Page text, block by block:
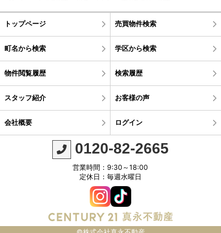
トップページ 売買物件検索
町名から検索 学区から検索
物件閲覧履歴 検索履歴
スタッフ紹介 お客様の声
会社概要 ログイン
0120-82-2665
営業時間：9:30～18:00
定休日：毎週水曜日